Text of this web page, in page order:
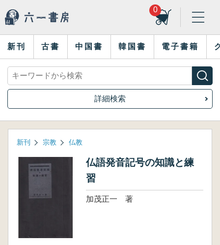
0
新刊 古書 中国書 韓国書 電子書籍
詳細検索
新刊 宗教 仏教
仏語発音記号の知識と練
習
加茂正一 著